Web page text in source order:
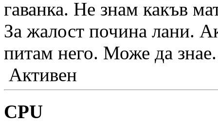
гаванка. Не знам какъв
За жалост почина лани.
питам него. Може да знае.
Активен
CPU